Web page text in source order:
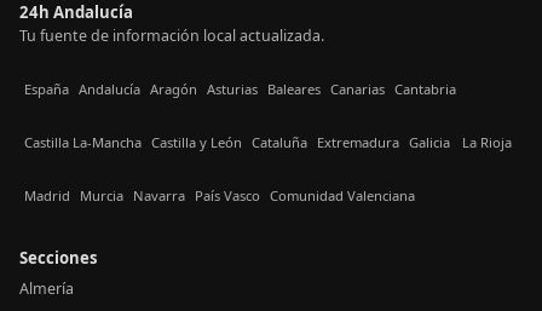
24h Andalucía
Tu fuente de información local actualizada.
España Andalucía Aragón Asturias Baleares Canarias Cantabria
Castilla La-Mancha Castilla y León Cataluña Extremadura Galicia La Rioja
Madrid Murcia Navarra País Vasco Comunidad Valenciana
Secciones
Almería